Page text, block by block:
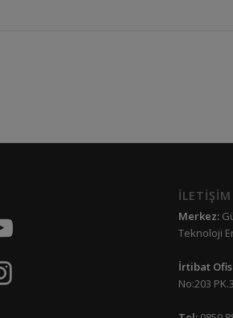
Merkez:
Teknoloji
İrtibat
No:203